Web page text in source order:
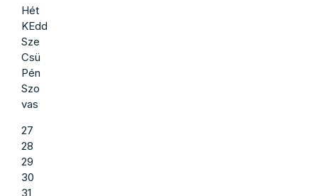
Hét
KEdd
Sze
Csü
Pén
Szo
vas
27
28
29
30
31